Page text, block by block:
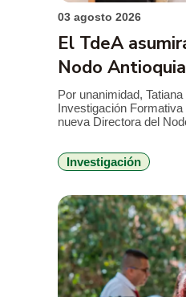
03 agosto 2026
El TdeA
Nodo
Por unanimidad,
Investigación
nueva Directora del
primera vez que un
Investigación